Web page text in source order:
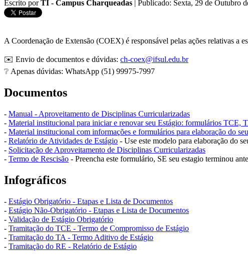
Escrito porTI - Campus Charqueadas | Publicado: Sexta, 29 de Outubro
A Coordenação de Extensão (COEX) é responsável pelas ações relativas a
✉️ Envio de documentos e dúvidas: ch-coex@ifsul.edu.br
❔ Apenas dúvidas: WhatsApp (51) 99975-7997
Documentos
- Manual - Aproveitamento de Disciplinas Curricularizadas
- Material institucional para iniciar e renovar seu Estágio: formulários TCE,
- Material institucional com informações e formulários para elaboração do
- Relatório de Atividades de Estágio - Use este modelo para elaboração do
- Solicitação de Aproveitamento de Disciplinas Curricularizadas
- Termo de Rescisão - Preencha este formulário, SE seu estagio terminou
Infográficos
- Estágio Obrigatório - Etapas e Lista de Documentos
- Estágio Não-Obrigatório - Etapas e Lista de Documentos
- Validação de Estágio Obrigatório
- Tramitação do TCE - Termo de Compromisso de Estágio
- Tramitação do TA - Termo Aditivo de Estágio
- Tramitação do RE - Relatório de Estágio